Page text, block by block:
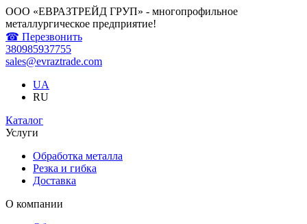
ООО «ЕВРАЗТРЕЙД ГРУП» - многопрофильное
металлургическое предприятие!
☎ Перезвонить
380985937755
sales@evraztrade.com
UA
RU
Каталог
Услуги
Обработка металла
Резка и гибка
Доставка
О компании